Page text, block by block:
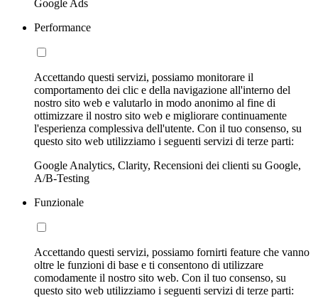
Google Ads
Performance
Accettando questi servizi, possiamo monitorare il
comportamento dei clic e della navigazione all'interno del
nostro sito web e valutarlo in modo anonimo al fine di
ottimizzare il nostro sito web e migliorare continuamente
l'esperienza complessiva dell'utente. Con il tuo consenso, su
questo sito web utilizziamo i seguenti servizi di terze parti:
Google Analytics, Clarity, Recensioni dei clienti su Google,
A/B-Testing
Funzionale
Accettando questi servizi, possiamo fornirti feature che vanno
oltre le funzioni di base e ti consentono di utilizzare
comodamente il nostro sito web. Con il tuo consenso, su
questo sito web utilizziamo i seguenti servizi di terze parti: